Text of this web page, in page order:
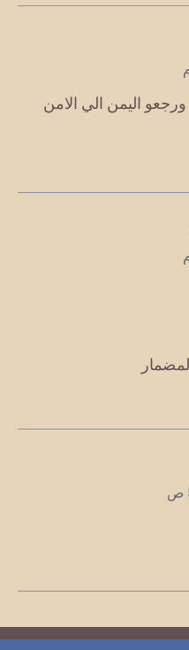
اليمن الي الامن